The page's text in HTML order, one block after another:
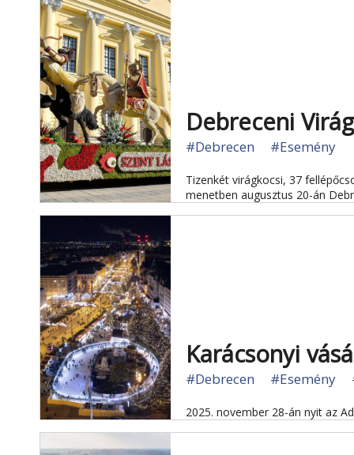
Debreceni
#Debrecen #Esemény
Tizenkét virágkocsi, 37
menetben augusztus 20-án
Karácsonyi
#Debrecen #Esemény
2025. november 28-án nyit az